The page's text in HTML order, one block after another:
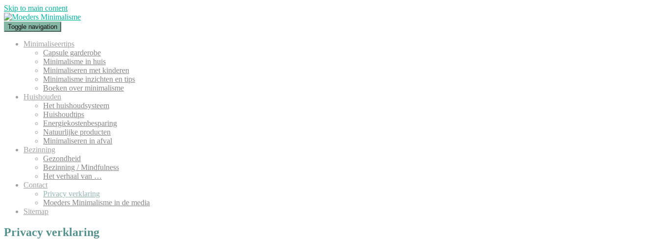
Skip to main content
Toggle navigation
Minimaliseertips
Capsule garderobe
Minimalisme in huis
Minimaliseren met kinderen
Minimalisme inzichten en tips
Boeken over minimalisme
Huishouden
Het huishoudsysteem
Huishoudtips
Energiekostenbesparing
Natuurlijke producten
Minimaliseren in afval
Bezinning
Gezondheid
Bezinning / Mindfulness
Het verhaal van …
Contact
Privacy verklaring
Moeders Minimalisme in de media
Sitemap
Privacy verklaring